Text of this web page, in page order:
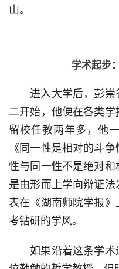
山。
学术起步
进入大学后，彭崇
二开始，他便在各类
留校任教两年多，他
《同一性是相对的斗
性与同一性不是绝对
是由形而上学向辩证
表在《湖南师院学报
考钻研的学风。
如果沿着这条学术